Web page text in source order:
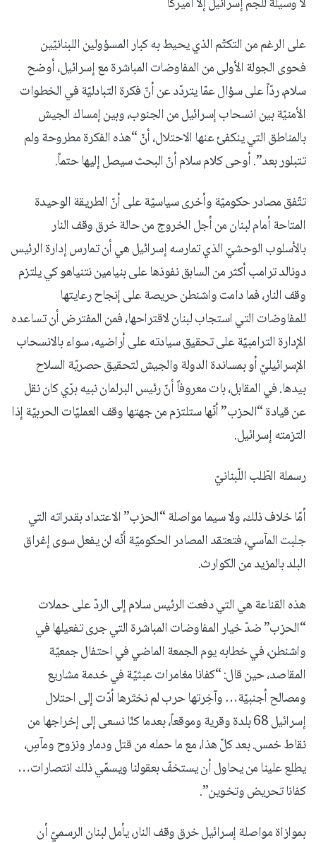
على الرغم من التكتّم الذي يحيط به كبار المسؤولين اللبنانيّين
فحوى الجولة الأولى من المفاوضات المباشرة مع إسرائيل، أوضح
سلام، ردّاً على سؤال عمّا يتردّد عن أنّ فكرة التبادليّة في الخطوات
الأمنيّة بين انسحاب إسرائيل من الجنوب، وبين إمساك الجيش
بالمناطق التي ينكفئ عنها الاحتلال، أنّ “هذه الفكرة مطروحة ولم
تتبلور بعد”. أوحى كلام سلام أنّ البحث سيصل إليها حتماً.
تتّفق مصادر حكوميّة وأخرى سياسيّة على أنّ الطريقة الوحيدة
المتاحة أمام لبنان من أجل الخروج من حالة خرق وقف النار
بالأسلوب الوحشيّ الذي تمارسه إسرائيل هي أن تمارس إدارة الرئيس
دونالد ترامب أكثر من السابق نفوذها على بنيامين نتنياهو كي يلتزم
وقف النار، فما دامت واشنطن حريصة على إنجاح رعايتها
للمفاوضات التي استجاب لبنان لاقتراحها، فمن المفترض أن تساعده
الإدارة الترامبيّة على تحقيق سيادته على أراضيه، سواء بالانسحاب
الإسرائيليّ أو بمساندة الدولة والجيش لتحقيق حصريّة السلاح
بيدها. في المقابل، بات معروفاً أنّ رئيس البرلمان نبيه برّي كان نقل
عن قيادة “الحزب” أنّها ستلتزم من جهتها وقف العمليّات الحربيّة إذا
التزمته إسرائيل.
رسملة الطّلب اللّبنانيّ
أمّا خلاف ذلك، ولا سيما مواصلة “الحزب” الاعتداد بقدراته التي
جلبت المآسي، فتعتقد المصادر الحكوميّة أنّه لن يفعل سوى إغراق
البلد بالمزيد من الكوارث.
هذه القناعة هي التي دفعت الرئيس سلام إلى الردّ على حملات
“الحزب” ضدّ خيار المفاوضات المباشرة التي جرى تفعيلها في
واشنطن، في خطابه يوم الجمعة الماضي في احتفال جمعيّة
المقاصد، حين قال: “كفانا مغامرات عبثيّة في خدمة مشاريع
ومصالح أجنبيّة… وآخِرتها حرب لم نختَرها أدّت إلى احتلال
إسرائيل 68 بلدة وقرية وموقعاً، بعدما كنّا نسعى إلى إخراجها من
نقاط خمس. بعد كلّ هذا، مع ما حمله من قتل ودمار ونزوح ومآسٍ،
يطلع علينا من يحاول أن يستخفّ بعقولنا ويسمّي ذلك انتصارات…
كفانا تحريض وتخوين”.
بموازاة مواصلة إسرائيل خرق وقف النار، يأمل لبنان الرسميّ أن